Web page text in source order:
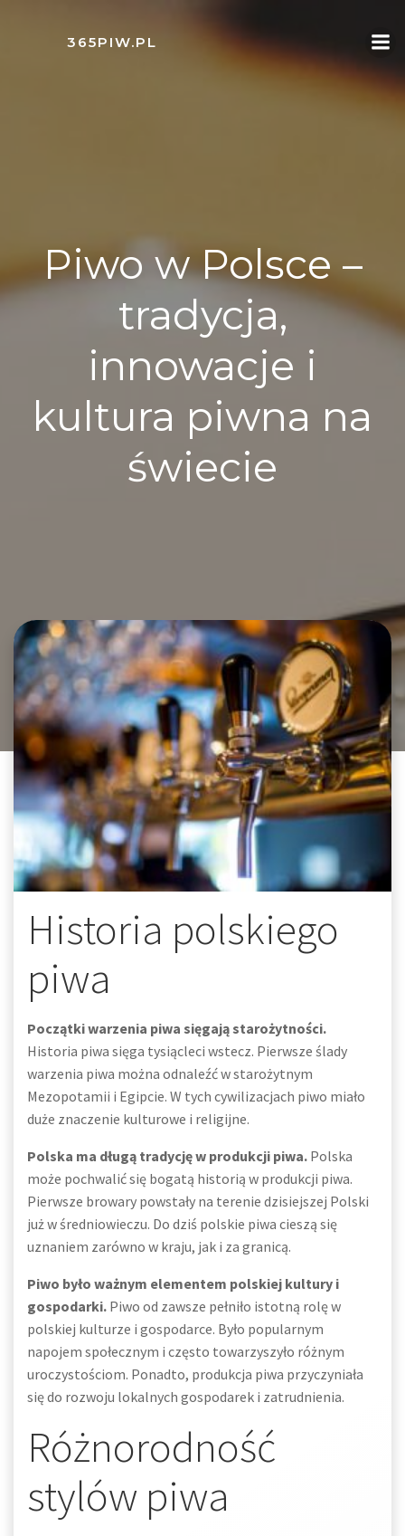
content
365PIW.PL
Piwo w Polsce –
tradycja,
innowacje i
kultura piwna na
świecie
Historia polskiego
piwa
Początki warzenia piwa sięgają starożytności.
Historia piwa sięga tysiącleci wstecz. Pierwsze ślady
warzenia piwa można odnaleźć w starożytnym
Mezopotamii i Egipcie. W tych cywilizacjach piwo miało
duże znaczenie kulturowe i religijne.
Polska ma długą tradycję w produkcji piwa. Polska
może pochwalić się bogatą historią w produkcji piwa.
Pierwsze browary powstały na terenie dzisiejszej Polski
już w średniowieczu. Do dziś polskie piwa cieszą się
uznaniem zarówno w kraju, jak i za granicą.
Piwo było ważnym elementem polskiej kultury i
gospodarki. Piwo od zawsze pełniło istotną rolę w
polskiej kulturze i gospodarce. Było popularnym
napojem społecznym i często towarzyszyło różnym
uroczystościom. Ponadto, produkcja piwa przyczyniała
się do rozwoju lokalnych gospodarek i zatrudnienia.
Różnorodność
stylów piwa